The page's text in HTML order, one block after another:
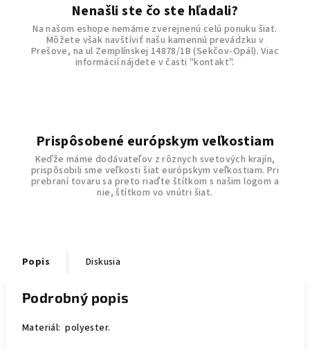
Nenašli ste čo ste hľadali?
Na našom eshope nemáme zverejnenú celú ponuku šiat.
Môžete však navštíviť našu kamennú prevádzku v
Prešove, na ul Zemplínskej 14878/1B (Sekčov-Opál). Viac
informácií nájdete v časti "kontakt".
Prispôsobené európskym veľkostiam
Keďže máme dodávateľov z rôznych svetových krajín,
prispôsobili sme veľkosti šiat európskym veľkostiam. Pri
prebraní tovaru sa preto riaďte štítkom s našim logom a
nie, štítkom vo vnútri šiat.
Popis Diskusia
Podrobný popis
Materiál: polyester.